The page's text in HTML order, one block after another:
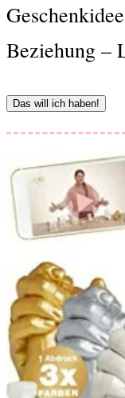
Beziehung –
Das will ich haben!